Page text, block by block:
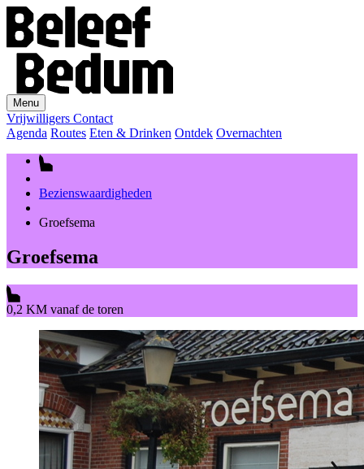
Menu
Vrijwilligers Contact
Agenda Routes Eten & Drinken Ontdek Overnachten
Bezienswaardigheden
Groefsema
Groefsema
0,2 KM vanaf de toren